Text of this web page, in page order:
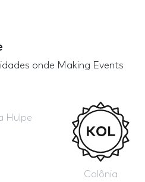
onde Making Events
Hulpe
Colônia